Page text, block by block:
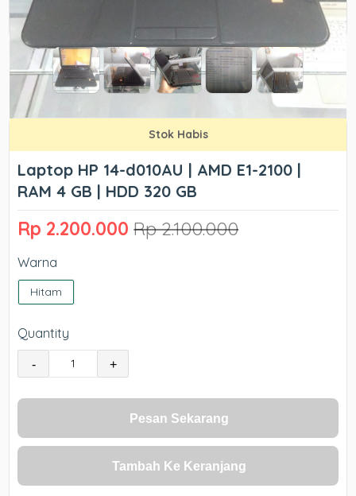
Stok Habis
Laptop HP 14-d010AU | AMD E1-2100 |
RAM 4 GB | HDD 320 GB
Rp 2.200.000 Rp 2.100.000
Warna
Hitam
Quantity
- +
Pesan Sekarang
Tambah Ke Keranjang